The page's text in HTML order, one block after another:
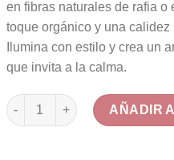
en fibras naturales de rafia o
toque orgánico y una calidez
Ilumina con estilo y crea un
que invita a la calma.
Lámpara de Pie Artesanal en
AÑADIR